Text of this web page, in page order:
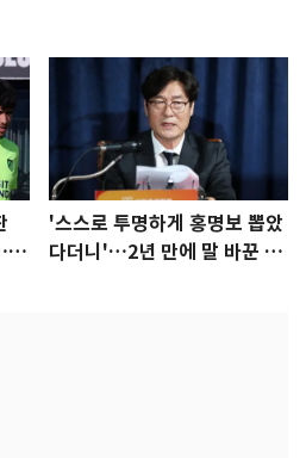
좋
'스스로 투명하게 홍명보 뽑았
다더니'…2년 만에 말 바꾼 이